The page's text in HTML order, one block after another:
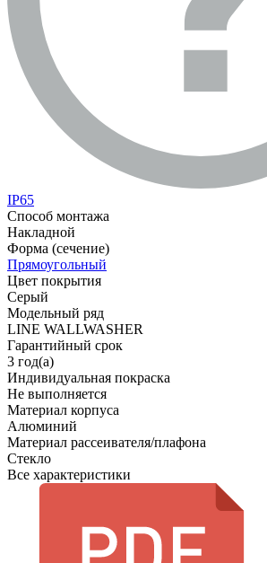
IP65
Способ монтажа
Накладной
Форма (сечение)
Прямоугольный
Цвет покрытия
Серый
Модельный ряд
LINE WALLWASHER
Гарантийный срок
3 год(а)
Индивидуальная покраска
Не выполняется
Материал корпуса
Алюминий
Материал рассеивателя/плафона
Стекло
Все характеристики